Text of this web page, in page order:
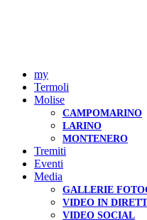
my
Termoli
Molise
CAMPOMARINO
LARINO
MONTENERO
Tremiti
Eventi
Media
GALLERIE
VIDEO IN
VIDEO SOCIAL